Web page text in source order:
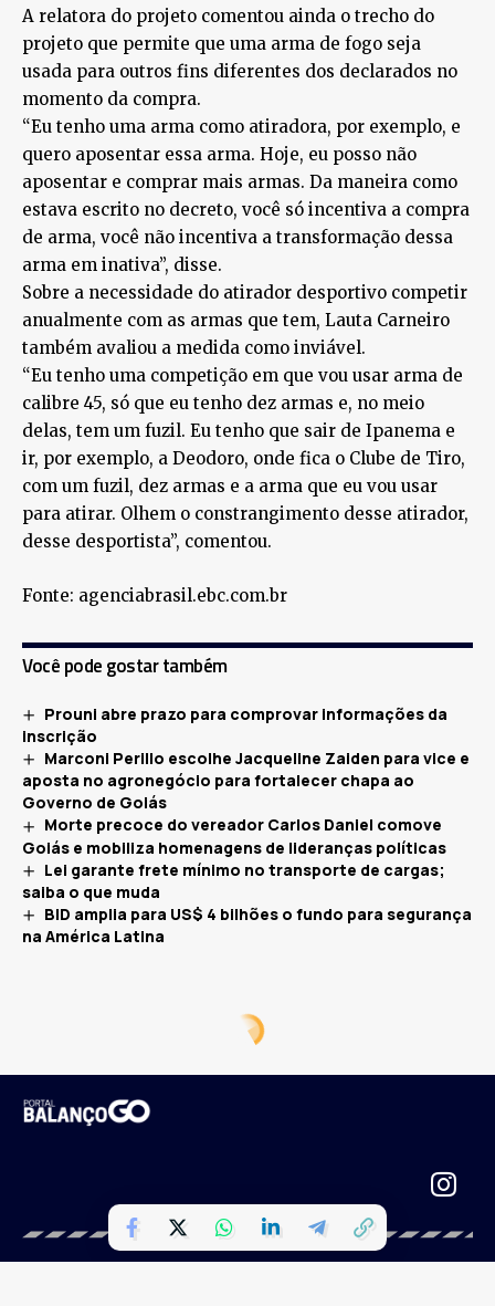
A relatora do projeto comentou ainda o trecho do
projeto que permite que uma arma de fogo seja
usada para outros fins diferentes dos declarados no
momento da compra.
“Eu tenho uma arma como atiradora, por exemplo, e
quero aposentar essa arma. Hoje, eu posso não
aposentar e comprar mais armas. Da maneira como
estava escrito no decreto, você só incentiva a compra
de arma, você não incentiva a transformação dessa
arma em inativa”, disse.
Sobre a necessidade do atirador desportivo competir
anualmente com as armas que tem, Lauta Carneiro
também avaliou a medida como inviável.
“Eu tenho uma competição em que vou usar arma de
calibre 45, só que eu tenho dez armas e, no meio
delas, tem um fuzil. Eu tenho que sair de Ipanema e
ir, por exemplo, a Deodoro, onde fica o Clube de Tiro,
com um fuzil, dez armas e a arma que eu vou usar
para atirar. Olhem o constrangimento desse atirador,
desse desportista”, comentou.
Fonte: agenciabrasil.ebc.com.br
Você pode gostar também
Prouni abre prazo para comprovar informações da
inscrição
Marconi Perillo escolhe Jacqueline Zaiden para vice e
aposta no agronegócio para fortalecer chapa ao
Governo de Goiás
Morte precoce do vereador Carlos Daniel comove
Goiás e mobiliza homenagens de lideranças políticas
Lei garante frete mínimo no transporte de cargas;
saiba o que muda
BID amplia para US$ 4 bilhões o fundo para segurança
na América Latina